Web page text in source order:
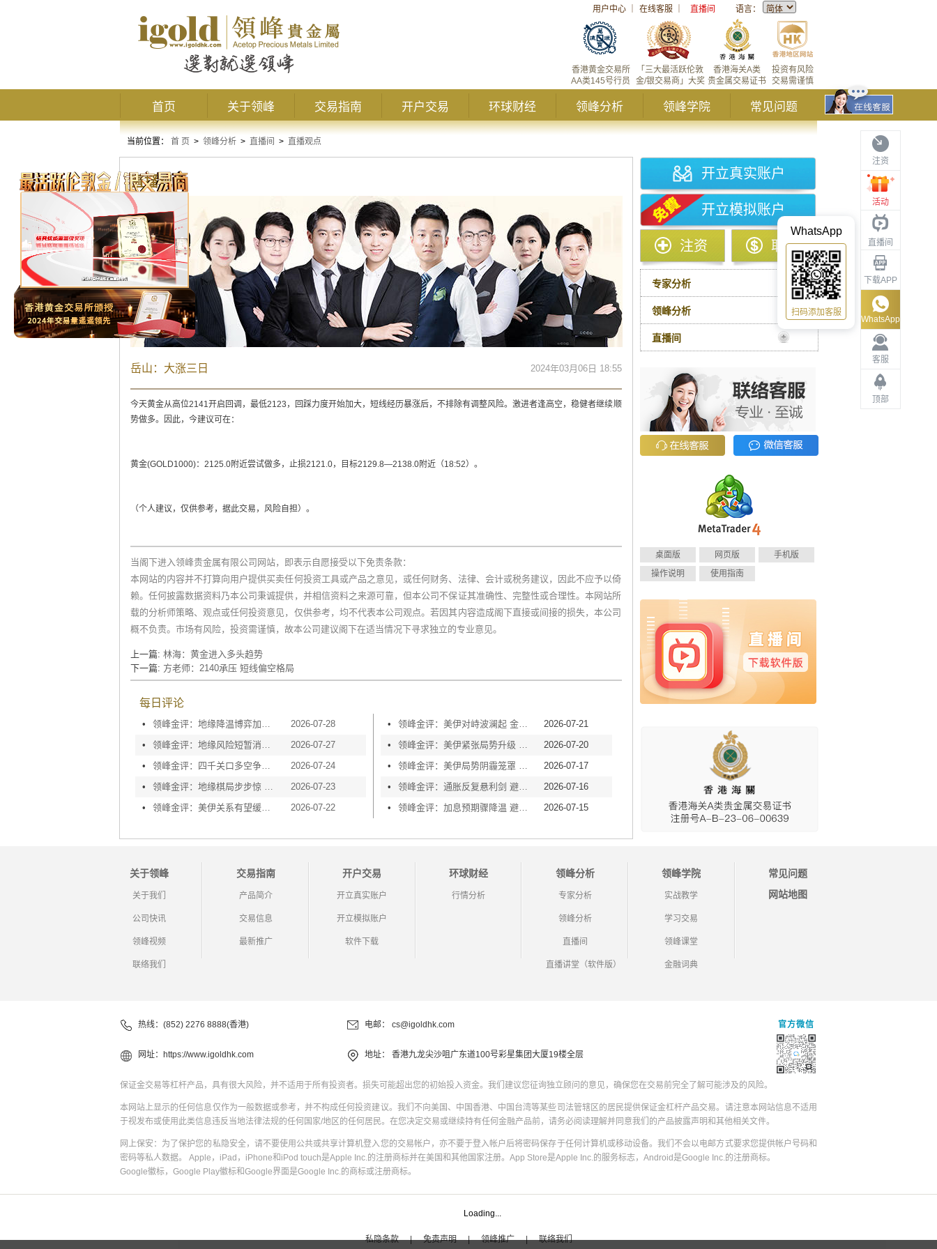
用户中心 在线客服 直播间 语言：
投资有风险
交易需谨慎
香港海关A类
贵金属交易证书
「三大最活跃伦敦
金/银交易商」大奖
香港黄金交易所
AA类145号行员
首页 关于领峰 交易指南 开户交易 环球财经 领峰分析 领峰学院 常见问题
注资
活动
直播间
下载APP
客服
顶部
WhatsApp
WhatsApp
扫码添加客服
当前位置： 首 页 > 领峰分析 > 直播间 > 直播观点
直播观点
岳山：大涨三日 2024年03月06日 18:55
今天黄金从高位2141开启回调，最低2123，回踩力度开始加大，短线经历暴涨后，不排除有调整风险。激进者逢高空，稳健者继续顺
势做多。因此，今建议可在：
黄金(GOLD1000)：2125.0附近尝试做多，止损2121.0，目标2129.8—2138.0附近（18:52）。
（个人建议，仅供参考，据此交易，风险自担）。
当阁下进入领峰贵金属有限公司网站，即表示自愿接受以下免责条款：
本网站的内容并不打算向用户提供买卖任何投资工具或产品之意见，或任何财务、法律、会计或税务建议，因此不应予以倚
赖。任何披露数据资料乃本公司秉诚提供，并相信资料之来源可靠，但本公司不保证其准确性、完整性或合理性。本网站所
载的分析师策略、观点或任何投资意见，仅供参考，均不代表本公司观点。若因其内容造成阁下直接或间接的损失，本公司
概不负责。市场有风险，投资需谨慎，故本公司建议阁下在适当情况下寻求独立的专业意见。
上一篇: 林海：黄金进入多头趋势
下一篇: 方老师：2140承压 短线偏空格局
每日评论
•
2026-07-28
•
2026-07-27
•
领峰金评：四千关口多空争夺 加息阴云笼罩金市
2026-07-24
•
2026-07-23
•
领峰金评：美伊关系有望缓和 黄金趁势迅速反弹 2026-07-22
•
2026-07-21
•
2026-07-20
•
2026-07-17
•
2026-07-16
•
2026-07-15
开立真实账户
开立模拟账户
注资 取款
专家分析
领峰分析
直播间
桌面版 网页版
手机版
操作说明
使用指南
关于领峰
关于我们
公司快讯
领峰视频
联络我们
交易指南
产品简介
交易信息
最新推广
开户交易
开立真实账户
开立模拟账户
软件下载
环球财经
行情分析
领峰分析
专家分析
领峰分析
直播间
直播讲堂（软件版）
领峰学院
实战教学
学习交易
领峰课堂
金融词典
常见问题
网站地图
热线：(852) 2276 8888(香港) 电邮： cs@igoldhk.com
网址： https://www.igoldhk.com 地址： 香港九龙尖沙咀广东道100号彩星集团大厦19楼全层
官方微信
保证金交易等杠杆产品，具有很大风险，并不适用于所有投资者。损失可能超出您的初始投入资金。我们建议您征询独立顾问的意见，确保您在交易前完全了解可能涉及的风险。
本网站上显示的任何信息仅作为一般数据或参考，并不构成任何投资建议。我们不向美国、中国香港、中国台湾等某些司法管辖区的居民提供保证金杠杆产品交易。请注意本网站信息不适用
于视发布或使用此类信息违反当地法律法规的任何国家/地区的任何居民。在您决定交易或继续持有任何金融产品前，请务必阅读理解并同意我们的产品披露声明和其他相关文件。
网上保安：为了保护您的私隐安全，请不要使用公共或共享计算机登入您的交易帐户，亦不要于登入帐户后将密码保存于任何计算机或移动设备。我们不会以电邮方式要求您提供帐户号码和
密码等私人数据。 Apple，iPad，iPhone和iPod touch是Apple Inc.的注册商标并在美国和其他国家注册。App Store是Apple Inc.的服务标志，Android是Google Inc.的注册商标。
Google徽标，Google Play徽标和Google界面是Google Inc.的商标或注册商标。
Loading...
私隐条款 | 免责声明 | 领峰推广 | 联络我们